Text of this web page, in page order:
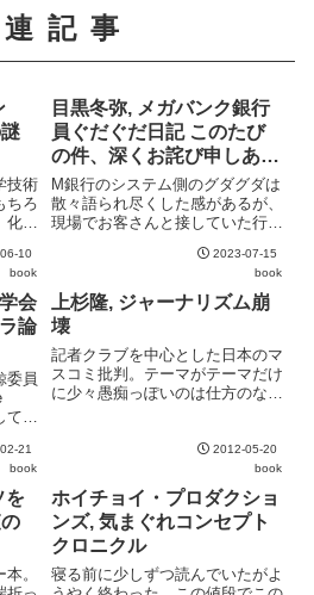
記事
技術
ちろ
化
ら
たな
、新
けて
10
book
目黒冬弥, メガバンク銀行
員ぐだぐだ日記 このたび
の件、深くお詫び申しあげ
ます
M銀行のシステム側のグダグダは
散々語られ尽くした感があるが、
現場でお客さんと接していた行員
識は世間の非常識とはよく言った
もので、旧態依然としたメガバン
クの実態を見るとなかなかに気が
滅入ってくる。それでもそんな
銀...
2023-07-15
book
会
論
委員
てい
よ
てい
21
book
上杉隆, ジャーナリズム崩
壊
記者クラブを中心とした日本のマ
スコミ批判。テーマがテーマだけ
に少々愚痴っぽいのは仕方のない
ーク・タイムズや諸外国のやり方
に合わせろというばかりで、その
良し悪しの議論を端折っている
の...
2012-05-20
book
を
。
ホイチョイ・プロダクショ
ンズ, 気まぐれコンセプト
クロニクル
寝る前に少しずつ読んでいたがよ